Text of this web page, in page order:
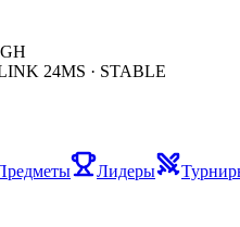
24MS · STABLE
Лидеры